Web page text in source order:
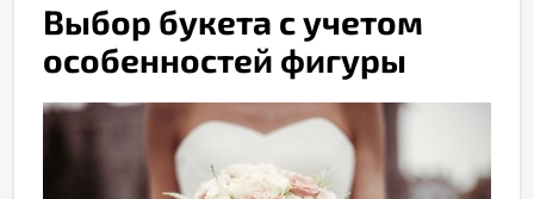
Выбор букета с учетом
особенностей фигуры